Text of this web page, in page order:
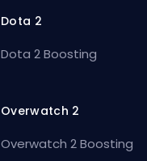
Dota 2
Dota 2 Boosting
Overwatch 2
Overwatch 2 Boosting